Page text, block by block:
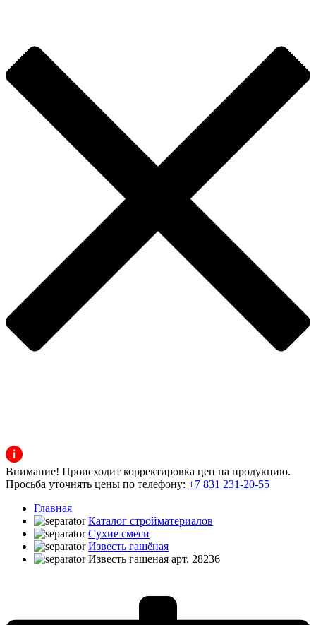
Внимание! Происходит корректировка цен на продукцию.
Просьба уточнять цены по телефону: +7 831 231-20-55
Главная
Каталог стройматериалов
Сухие смеси
Известь гашёная
Известь гашеная арт. 28236